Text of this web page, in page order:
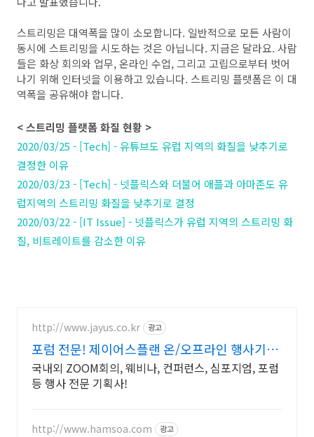
스트리밍은 대역폭을 많이 소모합니다. 일반적으로 모든 사람이
동시에 스트리밍을 시도하는 것은 아닙니다. 지금은 달라요. 사람
들은 화상 회의와 업무, 온라인 수업, 그리고 고립으로부터 벗어
나기 위해 인터넷을 이용하고 있습니다. 스트리밍 플랫폼은 이 대
역폭을 공유해야 합니다.
< 스트리밍 플랫폼 화질 현황 >
2020/03/25 - [Tech] - 유튜브도 유럽 지역의 화질을 낮추기로
결정한 이유
2020/03/23 - [Tech] - 넷플릭스와 더불어 애플과 아마존도 유
럽지역의 스트리밍 화질을 낮추기로 결정
2020/03/22 - [IT Issue] - 넷플릭스가 유럽 지역의 스트리밍 화
질, 비트레이트를 감소한 이유
http://www.jayus.co.kr 광고
포럼 전문! 제이어스플랜 온/오프라인 행사기획
대행!
국내외 ZOOM회의, 웨비나, 컨퍼런스, 심포지엄, 포럼
등 행사 전문 기획사!
http://www.hamsoa.com 광고